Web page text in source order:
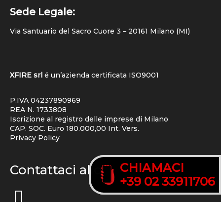
Sede Legale:
Via Santuario del Sacro Cuore 3 – 20161 Milano (MI)
XFIRE srl é un’azienda certificata ISO9001
P.IVA 04237890969
REA N. 1733808
Iscrizione al registro delle imprese di Milano
CAP. SOC. Euro 180.000,00 Int. Vers.
Privacy Policy
Contattaci allo:
CHIAMACI
+39 02 33911706
CHIAMACI
+39 02 33911706